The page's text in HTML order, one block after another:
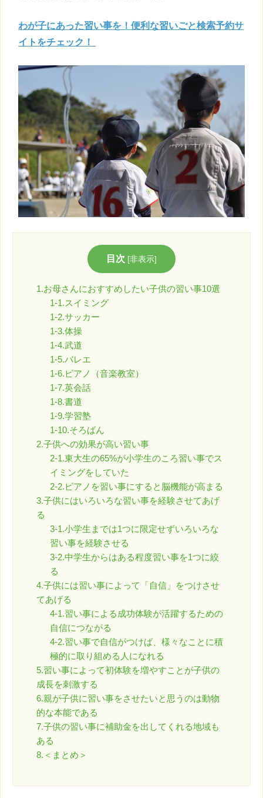
わが子にあった習い事を！便利な習いごと検索予約サ
イトをチェック！
目次 [非表示]
1.お母さんにおすすめしたい子供の習い事10選
1-1.スイミング
1-2.サッカー
1-3.体操
1-4.武道
1-5.バレエ
1-6.ピアノ（音楽教室）
1-7.英会話
1-8.書道
1-9.学習塾
1-10.そろばん
2.子供への効果が高い習い事
2-1.東大生の65%が小学生のころ習い事でス
イミングをしていた
2-2.ピアノを習い事にすると脳機能が高まる
3.子供にはいろいろな習い事を経験させてあげ
る
3-1.小学生までは1つに限定せずいろいろな
習い事を経験させる
3-2.中学生からはある程度習い事を1つに絞
る
4.子供には習い事によって「自信」をつけさせ
てあげる
4-1.習い事による成功体験が活躍するための
自信につながる
4-2.習い事で自信がつけば、様々なことに積
極的に取り組める人になれる
5.習い事によって初体験を増やすことが子供の
成長を刺激する
6.親が子供に習い事をさせたいと思うのは動物
的な本能である
7.子供の習い事に補助金を出してくれる地域も
ある
8.＜まとめ＞